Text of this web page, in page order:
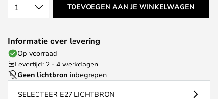
1 TOEVOEGEN AAN JE WINKELWAGEN
Informatie over levering
Op voorraad
Levertijd: 2 - 4 werkdagen
Geen lichtbron inbegrepen
SELECTEER E27 LICHTBRON